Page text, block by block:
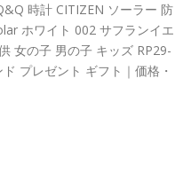
時計 CITIZEN ソーラー 防
ホワイト 002 サフランイエ
女の子 男の子 キッズ RP29-
プレゼント ギフト｜価格・